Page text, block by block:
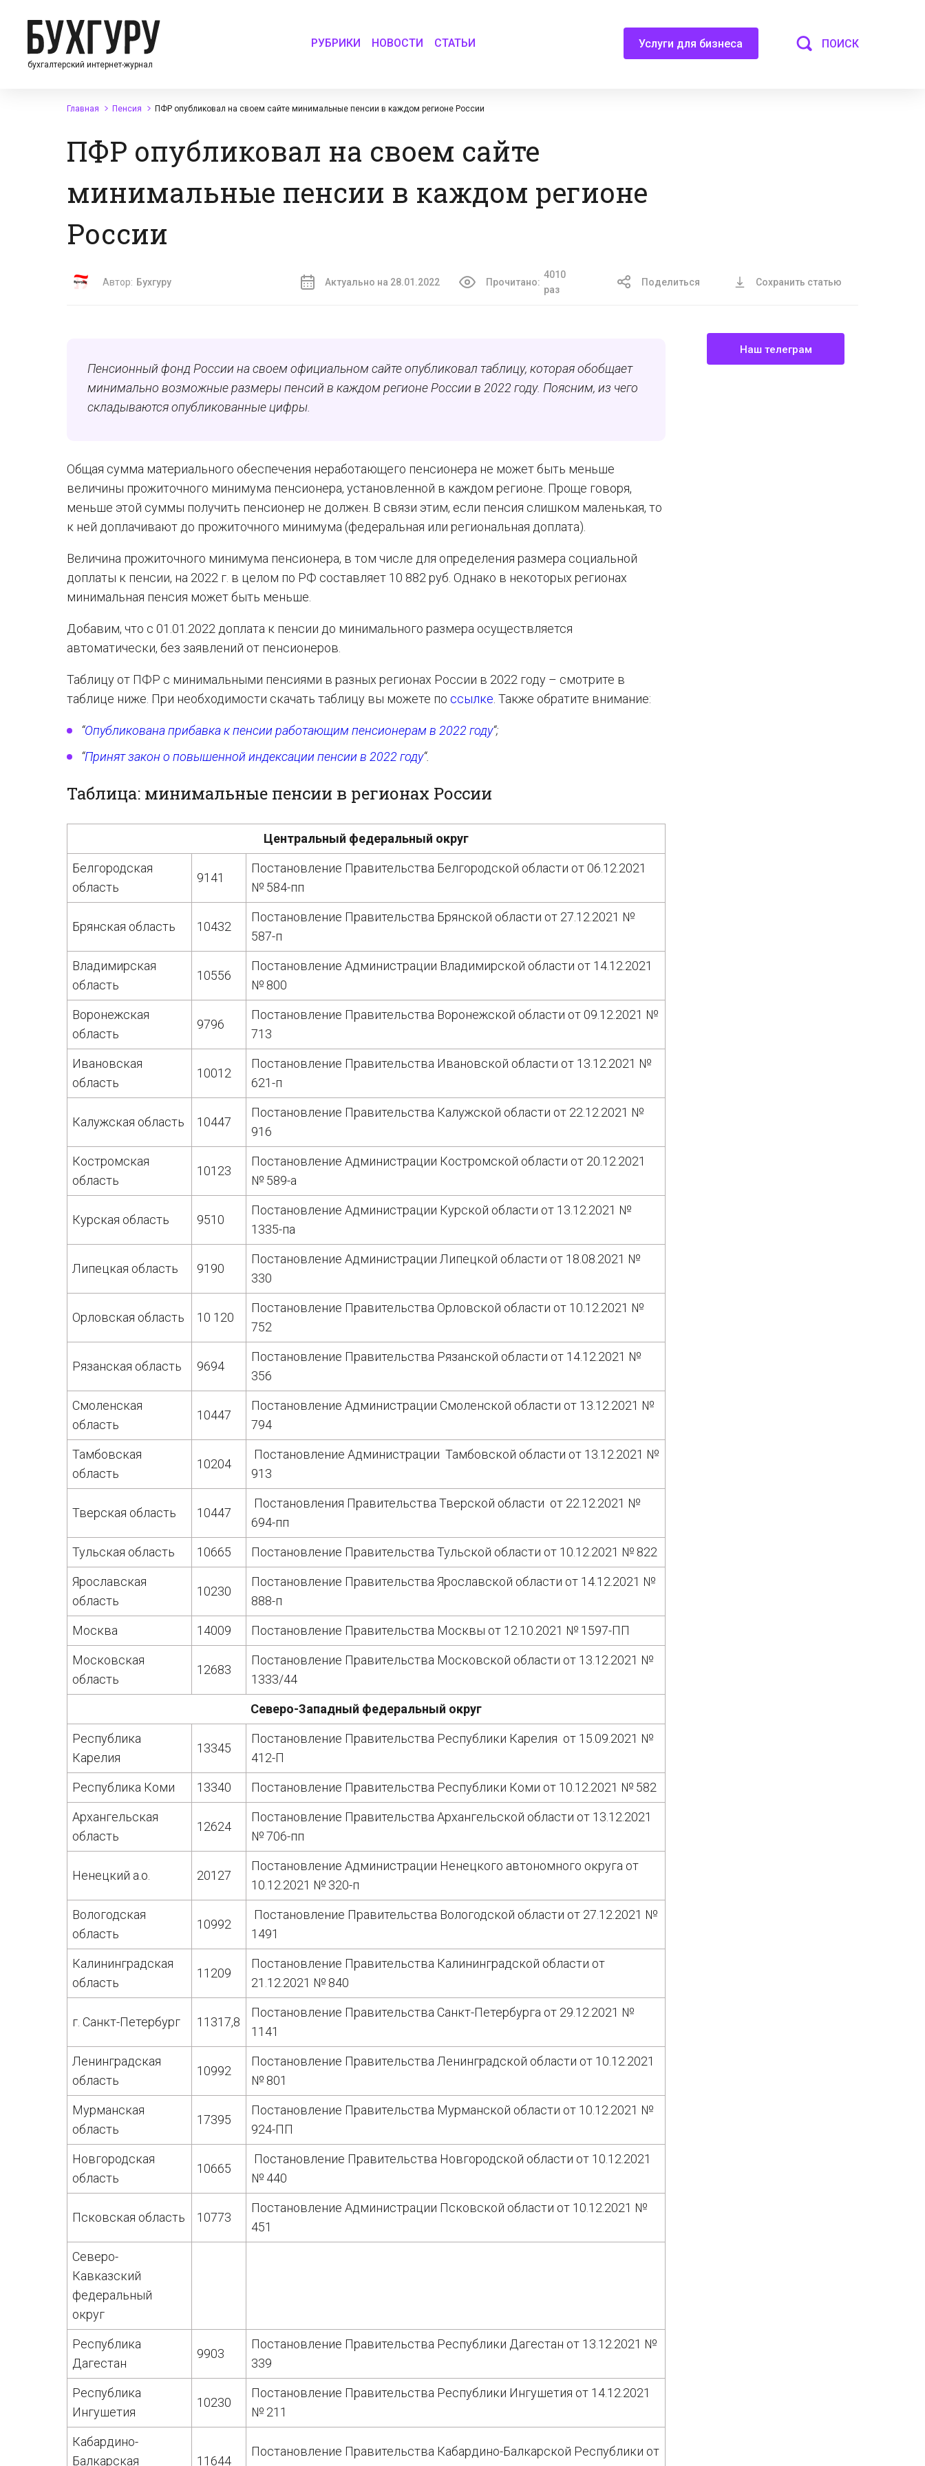
бухгалтерский интернет-журнал
РУБРИКИ НОВОСТИ СТАТЬИ Услуги для бизнеса ПОИСК
Главная Пенсия ПФР опубликовал на своем сайте минимальные пенсии в каждом регионе России
ПФР опубликовал на своем сайте
минимальные пенсии в каждом регионе
России
Автор: Бухгуру Актуально на 28.01.2022 Прочитано:
4010
раз
Поделиться Сохранить статью
Наш телеграм
Пенсионный фонд России на своем официальном сайте опубликовал таблицу, которая обобщает
минимально возможные размеры пенсий в каждом регионе России в 2022 году. Поясним, из чего
складываются опубликованные цифры.
Общая сумма материального обеспечения неработающего пенсионера не может быть меньше
величины прожиточного минимума пенсионера, установленной в каждом регионе. Проще говоря,
меньше этой суммы получить пенсионер не должен. В связи этим, если пенсия слишком маленькая, то
к ней доплачивают до прожиточного минимума (федеральная или региональная доплата).
Величина прожиточного минимума пенсионера, в том числе для определения размера социальной
доплаты к пенсии, на 2022 г. в целом по РФ составляет 10 882 руб. Однако в некоторых регионах
минимальная пенсия может быть меньше.
Добавим, что с 01.01.2022 доплата к пенсии до минимального размера осуществляется
автоматически, без заявлений от пенсионеров.
Таблицу от ПФР с минимальными пенсиями в разных регионах России в 2022 году – смотрите в
таблице ниже. При необходимости скачать таблицу вы можете по ссылке . Также обратите внимание:
“Опубликована прибавка к пенсии работающим пенсионерам в 2022 году“;
“Принят закон о повышенной индексации пенсии в 2022 году“.
Таблица: минимальные пенсии в регионах России
Центральный федеральный округ
Белгородская
область
9141
Постановление Правительства Белгородской области от 06.12.2021
№ 584-пп
Брянская область 10432
Постановление Правительства Брянской области от 27.12.2021 №
587-п
Владимирская
область
10556
Постановление Администрации Владимирской области от 14.12.2021
№ 800
Воронежская
область
9796
Постановление Правительства Воронежской области от 09.12.2021 №
713
Ивановская
область
10012
Постановление Правительства Ивановской области от 13.12.2021 №
621-п
Калужская область 10447
Постановление Правительства Калужской области от 22.12.2021 №
916
Костромская
область
10123
Постановление Администрации Костромской области от 20.12.2021
№ 589-а
Курская область 9510
Постановление Администрации Курской области от 13.12.2021 №
1335-па
Липецкая область 9190
Постановление Администрации Липецкой области от 18.08.2021 №
330
Орловская область 10 120
Постановление Правительства Орловской области от 10.12.2021 №
752
Рязанская область 9694
Постановление Правительства Рязанской области от 14.12.2021 №
356
Смоленская
область
10447
Постановление Администрации Смоленской области от 13.12.2021 №
794
Тамбовская
область
10204
Постановление Администрации Тамбовской области от 13.12.2021 №
913
Тверская область 10447
Постановления Правительства Тверской области от 22.12.2021 №
694-пп
Тульская область 10665 Постановление Правительства Тульской области от 10.12.2021 № 822
Ярославская
область
10230
Постановление Правительства Ярославской области от 14.12.2021 №
888-п
Москва 14009 Постановление Правительства Москвы от 12.10.2021 № 1597-ПП
Московская
область
12683
Постановление Правительства Московской области от 13.12.2021 №
1333/44
Северо-Западный федеральный округ
Республика
Карелия
13345
Постановление Правительства Республики Карелия от 15.09.2021 №
412-П
Республика Коми 13340 Постановление Правительства Республики Коми от 10.12.2021 № 582
Архангельская
область
12624
Постановление Правительства Архангельской области от 13.12.2021
№ 706-пп
Ненецкий а.о. 20127
Постановление Администрации Ненецкого автономного округа от
10.12.2021 № 320-п
Вологодская
область
10992
Постановление Правительства Вологодской области от 27.12.2021 №
1491
Калининградская
область
11209
Постановление Правительства Калининградской области от
21.12.2021 № 840
г. Санкт-Петербург 11317,8
Постановление Правительства Санкт-Петербурга от 29.12.2021 №
1141
Ленинградская
область
10992
Постановление Правительства Ленинградской области от 10.12.2021
№ 801
Мурманская
область
17395
Постановление Правительства Мурманской области от 10.12.2021 №
924-ПП
Новгородская
область
10665
Постановление Правительства Новгородской области от 10.12.2021
№ 440
Псковская область 10773
Постановление Администрации Псковской области от 10.12.2021 №
451
Северо-
Кавказский
федеральный
округ
Республика
Дагестан
9903
Постановление Правительства Республики Дагестан от 13.12.2021 №
339
Республика
Ингушетия
10230
Постановление Правительства Республики Ингушетия от 14.12.2021
№ 211
Кабардино-
Балкарская
11644
Постановление Правительства Кабардино-Балкарской Республики от